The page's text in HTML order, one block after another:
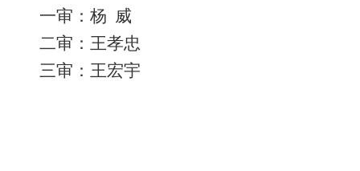
一审： 杨 威
二审：王孝忠
三审：王宏宇